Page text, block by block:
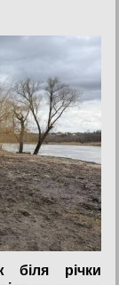
біля річки